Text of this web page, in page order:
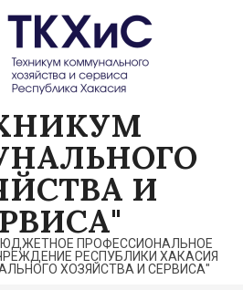
И
ПРОФЕССИОНАЛЬНОЕ
РЕСПУБЛИКИ ХАКАСИЯ
ХОЗЯЙСТВА И СЕРВИСА"